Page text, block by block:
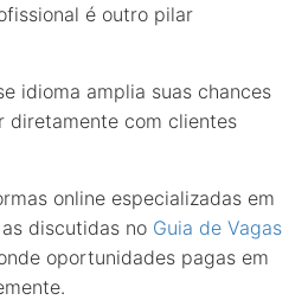
é outro pilar
idioma amplia suas chances
diretamente com clientes
online especializadas em
discutidas no Guia de Vagas
oportunidades pagas em